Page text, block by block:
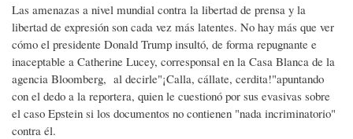
Las amenazas a nivel mundial contra la libertad de prensa y la
libertad de expresión son cada vez más latentes. No hay más que ver
cómo el presidente Donald Trump insultó, de forma repugnante e
inaceptable a Catherine Lucey, corresponsal en la Casa Blanca de la
agencia Bloomberg, al decirle"¡Calla, cállate, cerdita!"apuntando
con el dedo a la reportera, quien le cuestionó por sus evasivas sobre
el caso Epstein si los documentos no contienen "nada incriminatorio"
contra él.